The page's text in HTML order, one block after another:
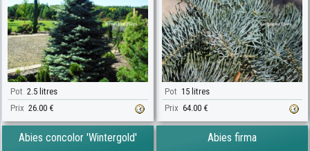
Pot 2.5 litres
Prix 26.00 €
Pot 15 litres
Prix 64.00 €
Abies concolor 'Wintergold' Abies firma